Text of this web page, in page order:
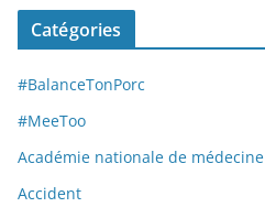
Catégories
#BalanceTonPorc
#MeeToo
Académie nationale de médecine
Accident